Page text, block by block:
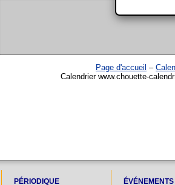
Page d'accueil –
Calendrier www.chouette-
PÉRIODIQUE